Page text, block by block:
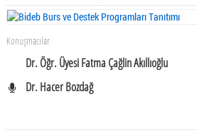
Konuşmacılar
Dr. Öğr. Üyesi Fatma Çağlin Akıllıoğlu
Dr. Hacer Bozdağ